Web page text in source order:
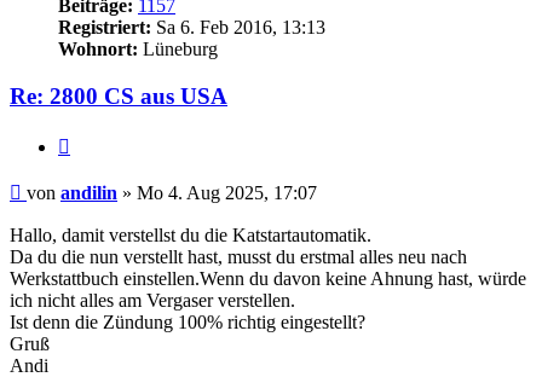
Beiträge: 1157
Registriert: Sa 6. Feb 2016, 13:13
Wohnort: Lüneburg
Re: 2800 CS aus USA
Beitrag
von andilin » Mo 4. Aug 2025, 17:07
Hallo, damit verstellst du die Katstartautomatik.
Da du die nun verstellt hast, musst du erstmal alles neu nach
Werkstattbuch einstellen.Wenn du davon keine Ahnung hast, würde
ich nicht alles am Vergaser verstellen.
Ist denn die Zündung 100% richtig eingestellt?
Gruß
Andi